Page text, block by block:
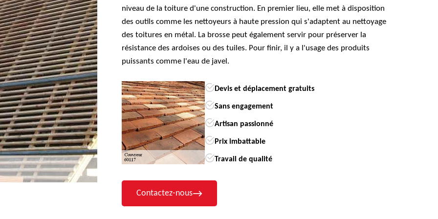
niveau de la toiture d'une construction. En premier lieu, elle met à disposition
des outils comme les nettoyeurs à haute pression qui s'adaptent au nettoyage
des toitures en métal. La brosse peut également servir pour préserver la
résistance des ardoises ou des tuiles. Pour finir, il y a l'usage des produits
puissants comme l'eau de javel.
Devis et déplacement gratuits
Sans engagement
Artisan passionné
Prix imbattable
Travail de qualité
Contactez-nous